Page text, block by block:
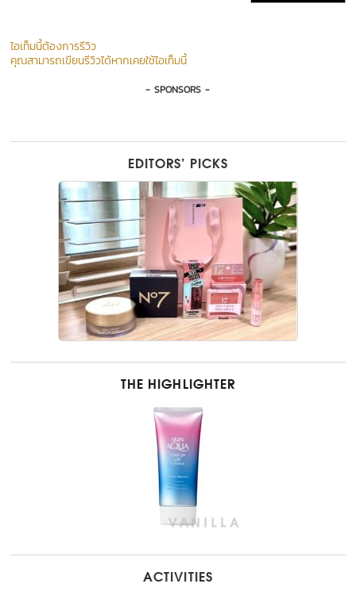
ไอเท็มนี้ต้องการรีวิว
คุณสามารถเขียนรีวิวได้หากเคยใช้ไอเท็มนี้
- SPONSORS -
EDITORS’ PICKS
THE HIGHLIGHTER
ACTIVITIES